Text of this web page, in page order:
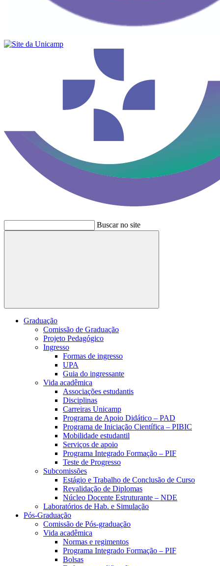
Buscar no site
Buscar
Graduação
Comissão de Graduação
Projeto Pedagógico
Ingresso
Formas de ingresso
UPA
Guia do ingressante
Vida acadêmica
Associações estudantis
Disciplinas
Carreiras Unicamp
Programa de Apoio Didático – PAD
Programa de Iniciação Científica – PIBIC
Mobilidade estudantil
Serviços de apoio
Programa Integrado Formação – PIF
Teste de Progresso
Subcomissões
Estágio e Trabalho de Conclusão de Curso
Revalidação de Diplomas
Núcleo Docente Estruturante – NDE
Laboratórios de Hab. e Simulação
Pós-Graduação
Comissão de Pós-graduação
Vida acadêmica
Normas e regimentos
Programa Integrado Formação – PIF
Bolsas